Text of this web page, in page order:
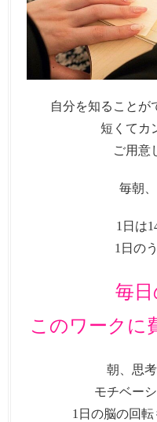
自分を知ることが
短くてカ
ご用意
毎朝
1日は
1日の
毎日
このワークに
朝、思
モチベー
1日の脳の回